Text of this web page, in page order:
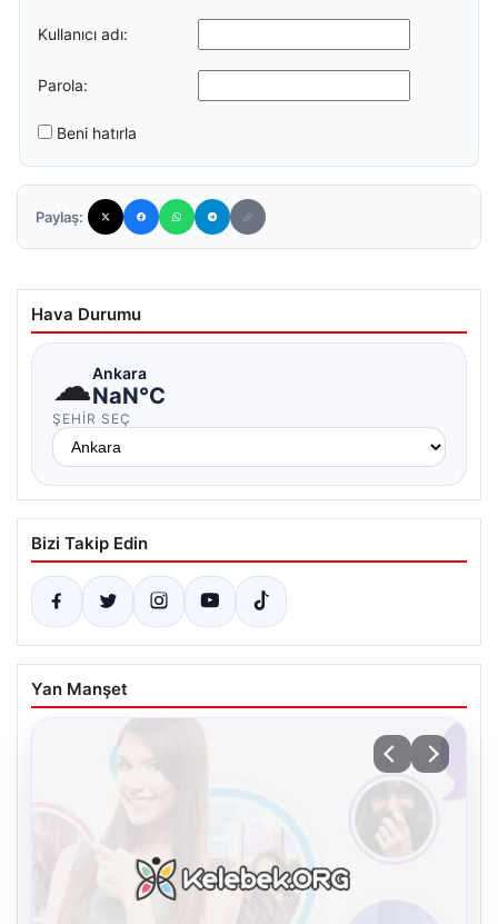
Kullanıcı adı:
Parola:
Beni hatırla
Paylaş:
Hava Durumu
☁Ankara
NaN°C
ŞEHIR SEÇ
Bizi Takip Edin
Yan Manşet